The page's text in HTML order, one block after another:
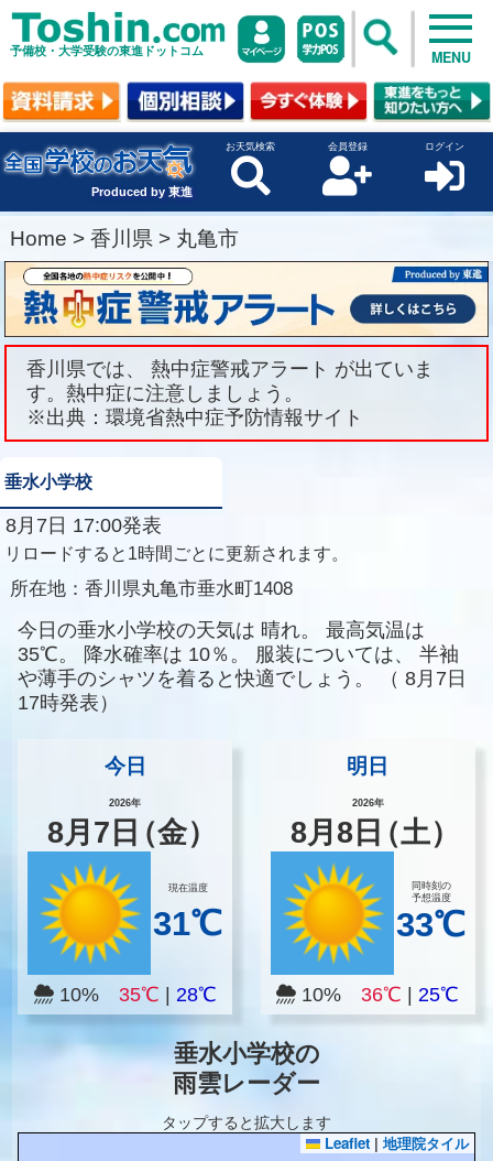
予備校・大学受験の東進ドットコム MENU
Produced by 東進
お天気検索 会員登録 ログイン
Home > 香川県 > 丸亀市
香川県では、 熱中症警戒アラート が出ていま
す。熱中症に注意しましょう。
※出典：環境省熱中症予防情報サイト
垂水小学校
8月7日 17:00発表
リロードすると1時間ごとに更新されます。
所在地： 香川県丸亀市垂水町1408
今日の垂水小学校の天気は 晴れ。
最高気温は
35℃。
降水確率は 10％。 服装については、
半袖
や薄手のシャツを着ると快適でしょう。
（ 8月7日
17時発表）
今日
2026年
8月 7 日（金）
現在温度
31℃
10% 35℃ 28℃
明日
2026年
8月8 日（土）
同時刻の
予想温度
33℃
10%36℃ |25℃
垂水小学校の
雨雲レーダー
タップすると拡大します
Leaflet | 地理院タイル